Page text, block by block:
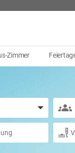
Zimmer